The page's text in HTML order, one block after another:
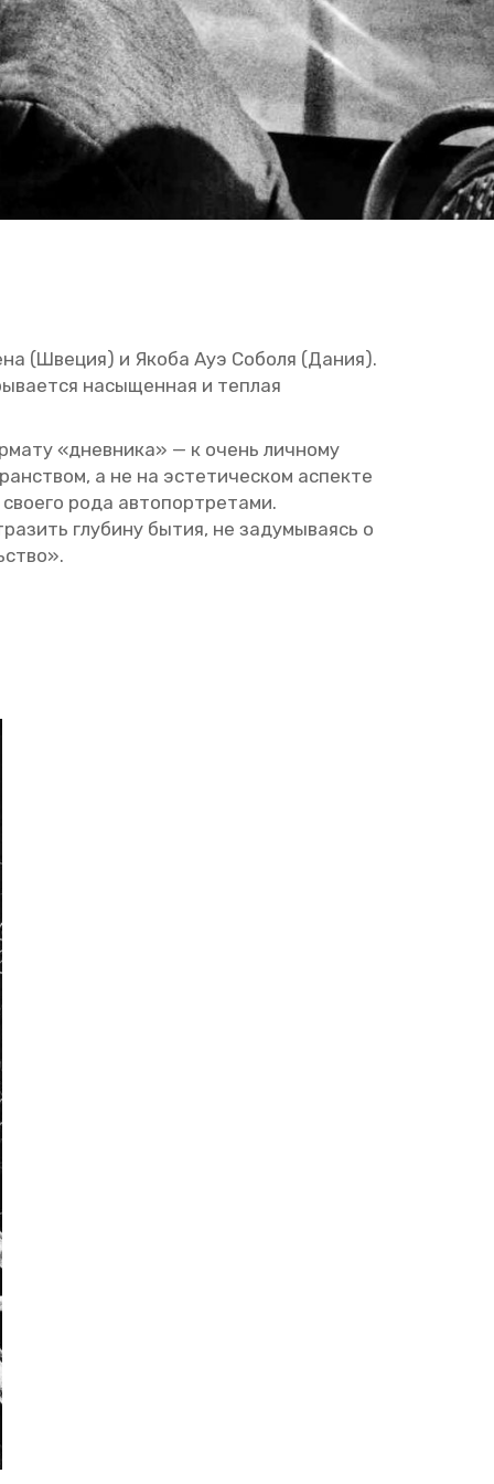
(Шве­ция) и Якоба Ауэ Со­бо­ля (Дания).
на­сы­щен­ная и теп­лая
«днев­ни­ка» — к очень лич­но­му
а не на эс­те­ти­че­ском ас­пек­те
рода ав­то­порт­ре­та­ми.
глу­би­ну бытия, не за­ду­мы­ва­ясь о